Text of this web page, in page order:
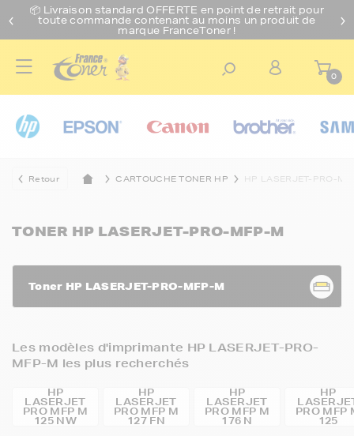
📦 Livraison standard OFFERTE en point de retrait pour
toute commande contenant au moins un produit de
marque FranceToner !
0
Retour CARTOUCHE TONER HP HP LASERJET-PRO-
TONER HP LASERJET-PRO-MFP-M
Toner HP LASERJET-PRO-MFP-M
Les modèles d'imprimante HP LASERJET-PRO-
MFP-M les plus recherchés
HP
LASERJET
PRO MFP M
125 NW
HP
LASERJET
PRO MFP M
127 FN
HP
LASERJET
PRO MFP M
176 N
HP
PRO MFP
125